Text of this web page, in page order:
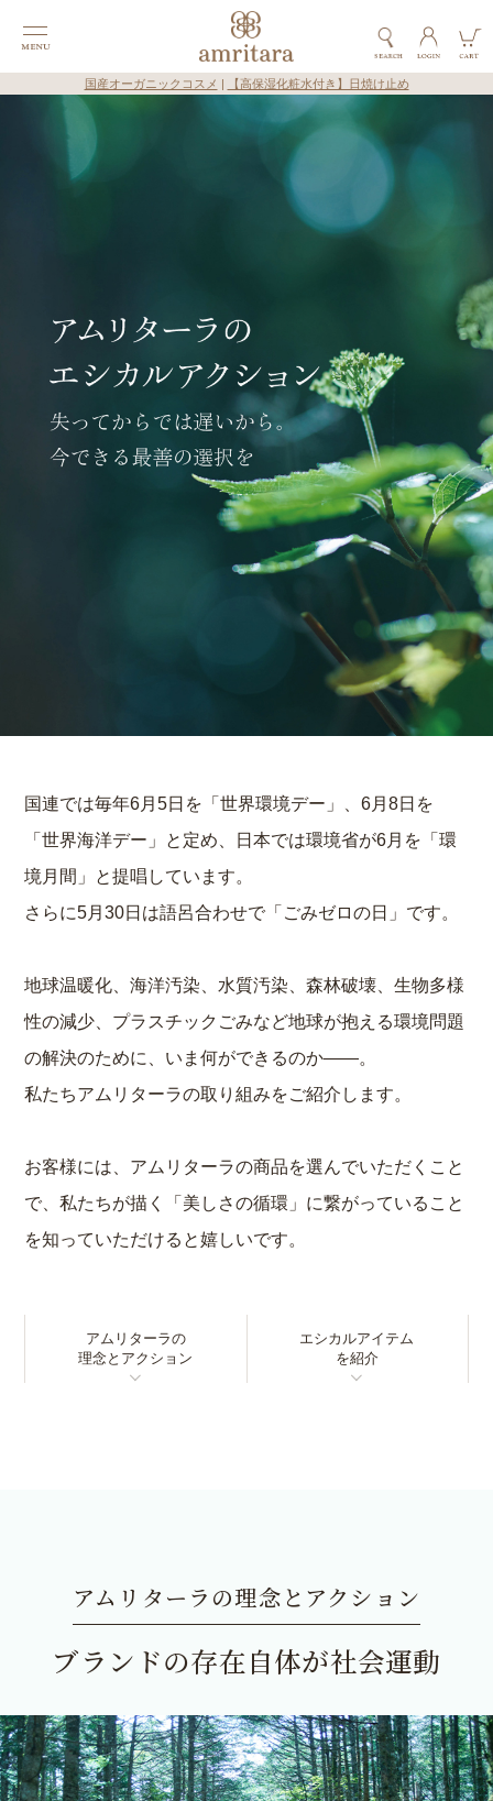
国産オーガニックコスメ 【高保湿化粧水付き】日焼け止め
国連では毎年6月5日を「世界環境デー」、6月8日を
「世界海洋デー」と定め、 日本では環境省が6月を「環
境月間」と提唱しています。
さらに5月30日は語呂合わせで「ごみゼロの日」です。
地球温暖化、海洋汚染、水質汚染、森林破壊、生物多様
性の減少、プラスチックごみなど地球が抱える環境問題
の解決のために、いま何ができるのか――。
私たちアムリターラの取り組みをご紹介します。
お客様には、アムリターラの商品を選んでいただくこと
で、私たちが描く「美しさの循環」に繋がっていること
を知っていただけると嬉しいです。
アムリターラの
理念とアクション
エシカルアイテム
を紹介
アムリターラの理念とアクション
ブランドの存在自体が社会運動